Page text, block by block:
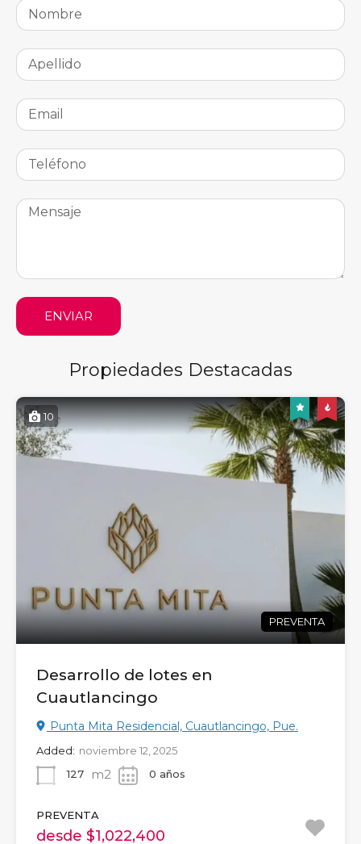
ENVIAR
Propiedades Destacadas
10
PREVENTA
Desarrollo de lotes en
Cuautlancingo
Punta Mita Residencial, Cuautlancingo, Pue.
Added: noviembre 12, 2025
127
m2 0 años
PREVENTA
desde $1,022,400